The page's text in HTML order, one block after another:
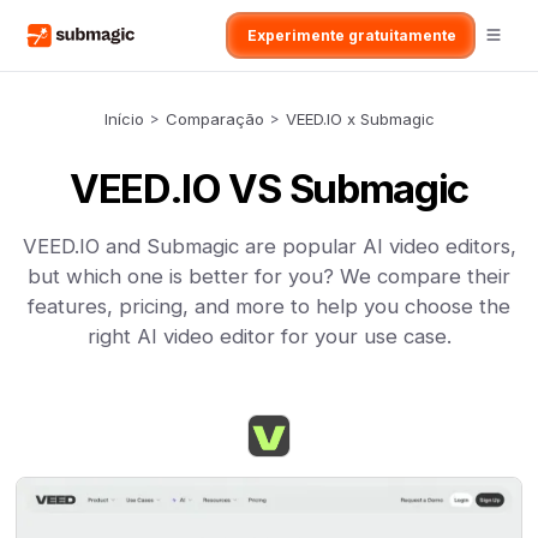
Experimente gratuitamente
Início > Comparação > VEED.IO x Submagic
VEED.IO VS Submagic
VEED.IO and Submagic are popular AI video editors,
but which one is better for you? We compare their
features, pricing, and more to help you choose the
right AI video editor for your use case.